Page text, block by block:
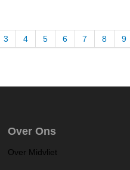
3 4 5 6 7 8 9
Over Ons
Over Midvliet